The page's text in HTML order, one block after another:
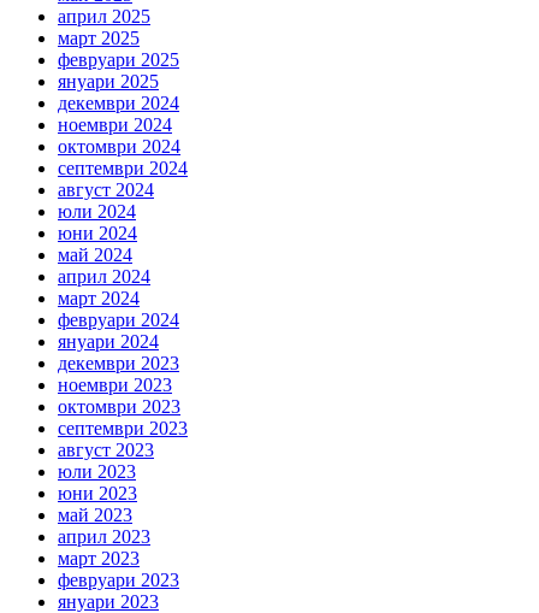
април 2025
март 2025
февруари 2025
януари 2025
декември 2024
ноември 2024
октомври 2024
септември 2024
август 2024
юли 2024
юни 2024
май 2024
април 2024
март 2024
февруари 2024
януари 2024
декември 2023
ноември 2023
октомври 2023
септември 2023
август 2023
юли 2023
юни 2023
май 2023
април 2023
март 2023
февруари 2023
януари 2023